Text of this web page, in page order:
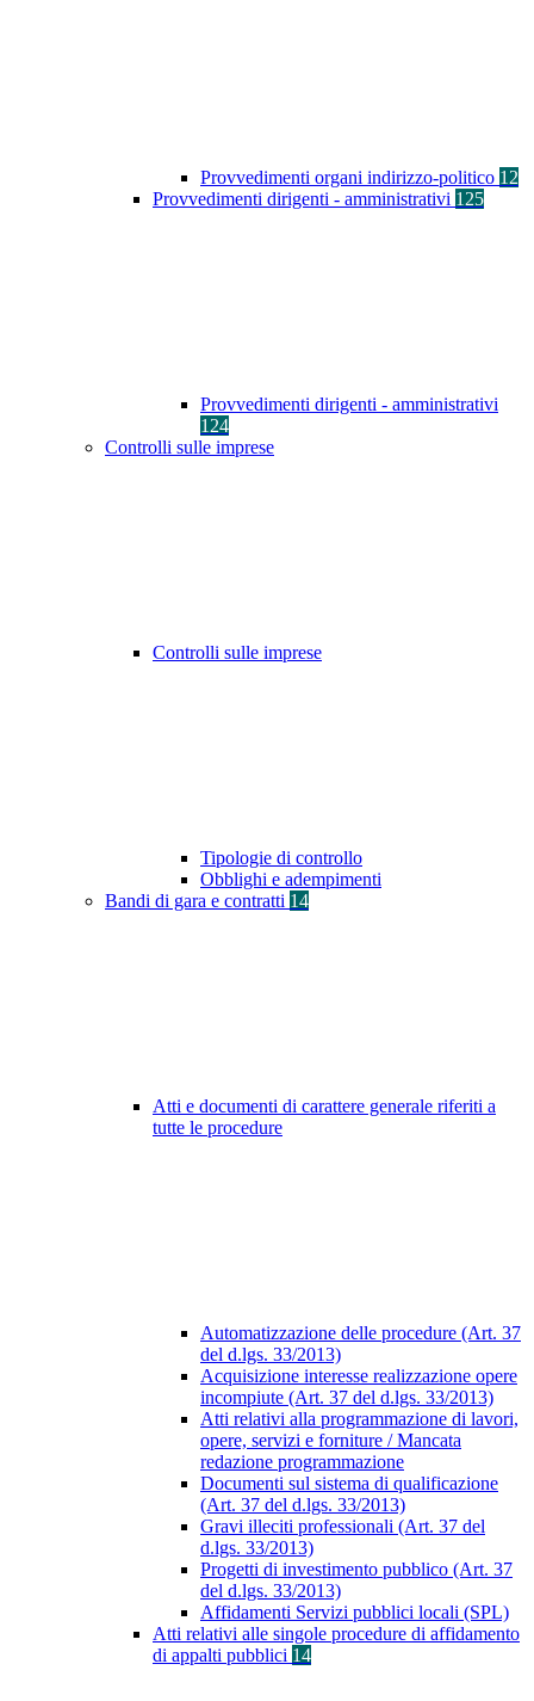
Provvedimenti organi indirizzo-politico 12
Provvedimenti dirigenti - amministrativi 125
Provvedimenti dirigenti - amministrativi
124
Controlli sulle imprese
Controlli sulle imprese
Tipologie di controllo
Obblighi e adempimenti
Bandi di gara e contratti 14
Atti e documenti di carattere generale riferiti a
tutte le procedure
Automatizzazione delle procedure (Art. 37
del d.lgs. 33/2013)
Acquisizione interesse realizzazione opere
incompiute (Art. 37 del d.lgs. 33/2013)
Atti relativi alla programmazione di lavori,
opere, servizi e forniture / Mancata
redazione programmazione
Documenti sul sistema di qualificazione
(Art. 37 del d.lgs. 33/2013)
Gravi illeciti professionali (Art. 37 del
d.lgs. 33/2013)
Progetti di investimento pubblico (Art. 37
del d.lgs. 33/2013)
Affidamenti Servizi pubblici locali (SPL)
Atti relativi alle singole procedure di affidamento
di appalti pubblici 14